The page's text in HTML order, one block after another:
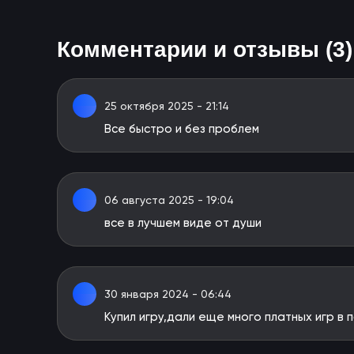
Комментарии и отзывы (3)
25 октября 2025 - 21:14
Все быстро и без проблем
06 августа 2025 - 19:04
все в лучшем виде от души
30 января 2024 - 06:44
Купил игру,дали еще много платных игр в